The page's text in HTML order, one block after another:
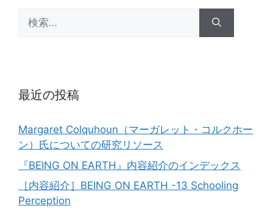
索:
最近の投稿
Margaret Colquhoun（マーガレット・コルクホー
ン）氏についての研究リソース
『BEING ON EARTH』内容紹介のインデックス
［内容紹介］BEING ON EARTH -13 Schooling
Perception